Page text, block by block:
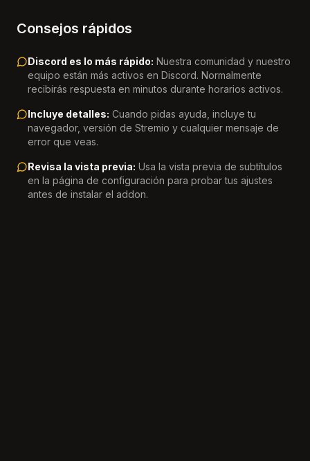
Consejos rápidos
Discord es lo más rápido: Nuestra comunidad y nuestro
equipo están más activos en Discord. Normalmente
recibirás respuesta en minutos durante horarios activos.
Incluye detalles: Cuando pidas ayuda, incluye tu
navegador, versión de Stremio y cualquier mensaje de
error que veas.
Revisa la vista previa: Usa la vista previa de subtítulos
en la página de configuración para probar tus ajustes
antes de instalar el addon.